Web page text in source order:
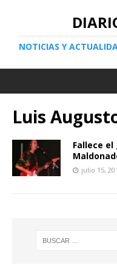
NOTICIAS Y
Luis
Fallece
julio 15,